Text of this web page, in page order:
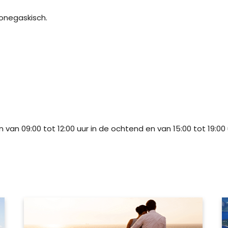
09:00 tot 12:00 uur in de ochtend en van 15:00 tot